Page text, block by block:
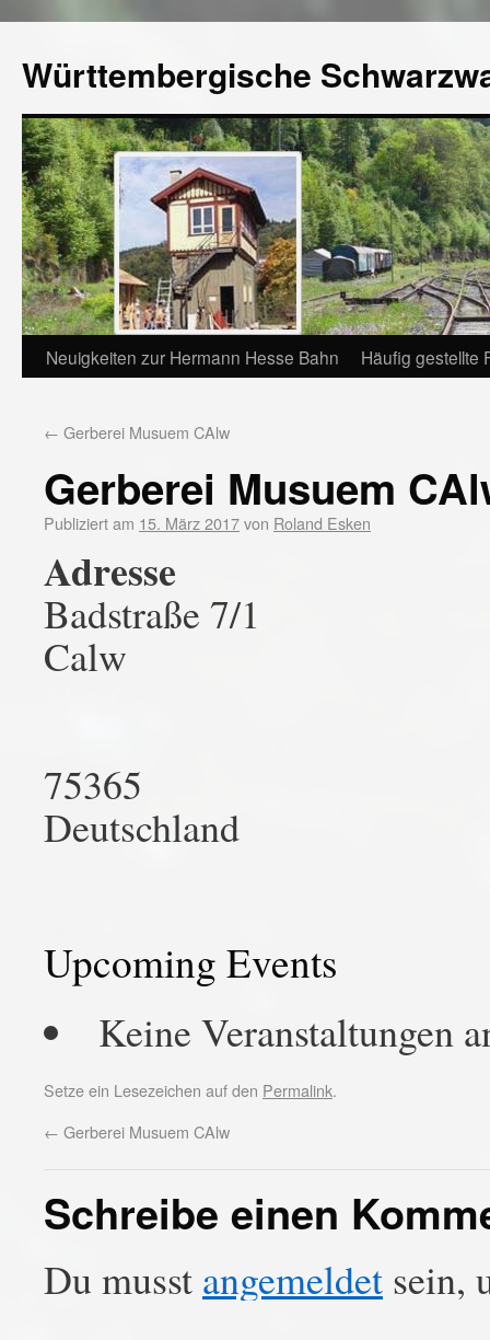
Württembergische
Neuigkeiten zur Hermann Hesse Bahn Häufig gestellte
← Gerberei Musuem CAlw
Gerberei Musuem
Publiziert am 15. März 2017von Roland Esken
Adresse
Badstraße 7/1
Calw
75365
Deutschland
Upcoming Events
Keine Veranstaltungen
Setze ein Lesezeichen auf den Permalink.
← Gerberei Musuem CAlw
Schreibe einen
Du musst angemeldet sein,